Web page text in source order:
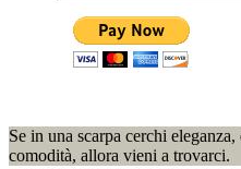
Se in una scarpa cerchi
comodità, allora vieni a trovarci.